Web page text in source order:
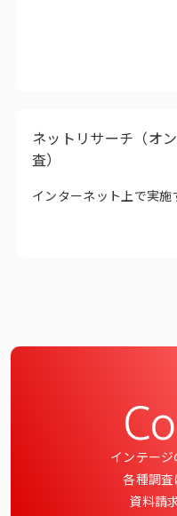
ネットリサーチ（オ
査）
インターネット上で実
インテージ
各種調査
資料請